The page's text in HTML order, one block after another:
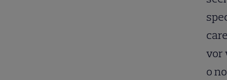
vor
o